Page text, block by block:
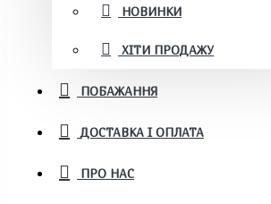
НОВИНКИ
ХІТИ ПРОДАЖУ
ПОБАЖАННЯ
ДОСТАВКА І ОПЛАТА
ПРО НАС